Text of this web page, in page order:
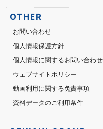
OTHER
お問い合わせ
個人情報保護方針
個人情報に関するお問い合わせ
ウェブサイトポリシー
動画利用に関する免責事項
資料データのご利用条件